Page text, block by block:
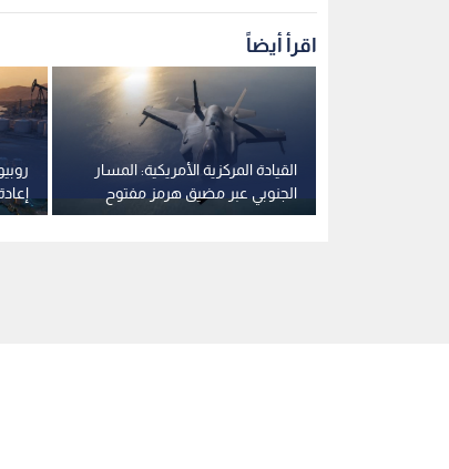
اقرأ أيضاً
القيادة المركزية الأمريكية: المسار
الجنوبي عبر مضيق هرمز مفتوح
والملاحة مستمرة